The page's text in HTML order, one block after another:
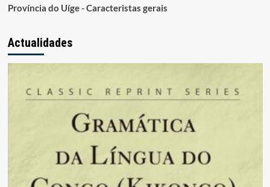
Província do Uíge - Caracteristas gerais
Actualidades